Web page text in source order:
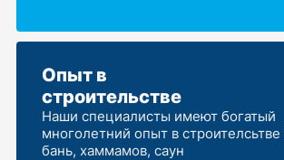
Опыт в
строительстве
Наши специалисты имеют богатый
многолетний опыт в строителсьтве
бань, хаммамов, саун